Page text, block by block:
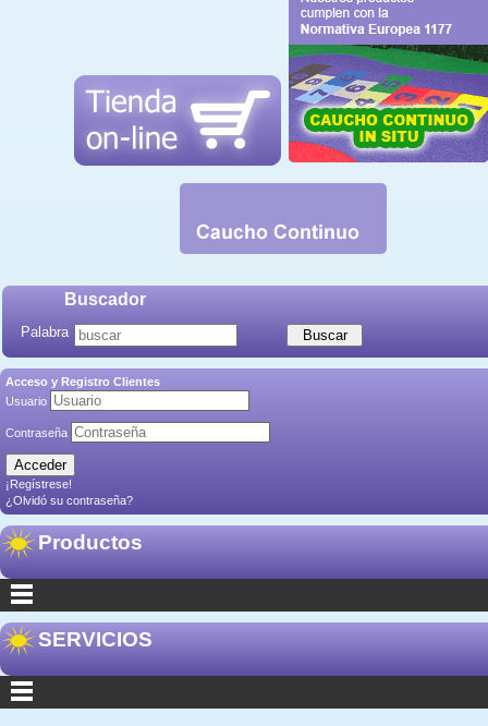
Buscador
Palabra
Acceso y Registro Clientes
Usuario
Contraseña
¡Regístrese!
¿Olvidó su contraseña?
Productos
SERVICIOS